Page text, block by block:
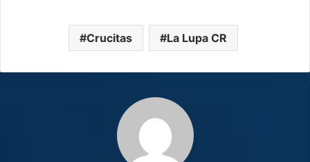
Crucitas La Lupa CR